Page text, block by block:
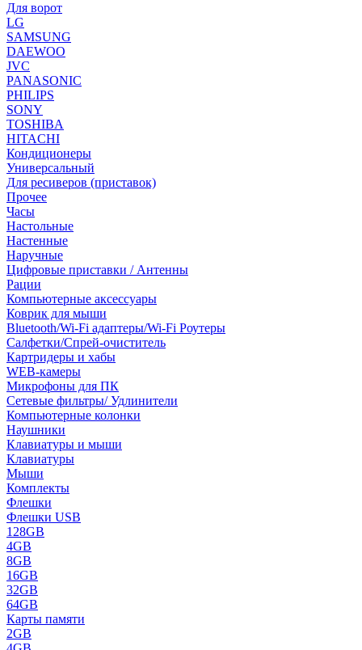
Для ворот
LG
SAMSUNG
DAEWOO
JVC
PANASONIC
PHILIPS
SONY
TOSHIBA
HITACHI
Кондиционеры
Универсальный
Для ресиверов (приставок)
Прочее
Часы
Настольные
Настенные
Наручные
Цифровые приставки / Антенны
Рации
Компьютерные аксессуары
Коврик для мыши
Bluetooth/Wi-Fi адаптеры/Wi-Fi Роутеры
Салфетки/Спрей-очиститель
Картридеры и хабы
WEB-камеры
Микрофоны для ПК
Сетевые фильтры/ Удлинители
Компьютерные колонки
Наушники
Клавиатуры и мыши
Клавиатуры
Мыши
Комплекты
Флешки
Флешки USB
128GB
4GB
8GB
16GB
32GB
64GB
Карты памяти
2GB